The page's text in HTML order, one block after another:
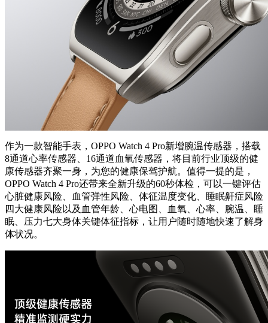
作为一款智能手表，OPPO Watch 4 Pro新增腕温传感器，搭载
8通道心率传感器、16通道血氧传感器，将目前行业顶级的健
康传感器齐聚一身，为您的健康保驾护航。值得一提的是，
OPPO Watch 4 Pro还带来全新升级的60秒体检，可以一键评估
心脏健康风险、血管弹性风险、体征温度变化、睡眠鼾症风险
四大健康风险以及血管年龄、心电图、血氧、心率、腕温、睡
眠、压力七大身体关键体征指标，让用户随时随地快速了解身
体状况。